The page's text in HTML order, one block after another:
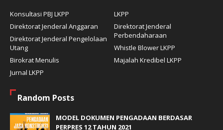
Konsultasi PBJ LKPP
LKPP
Direktorat Jenderal Anggaran
Direktorat Jenderal
Perbendaharaan
Direktorat Jenderal Pengelolaan
Utang
Whistle Blower LKPP
Birokrat Menulis
Majalah Kredibel LKPP
Jurnal LKPP
Random Posts
MODEL DOKUMEN PENGADAAN BERDASAR
PERPRES 12 TAHUN 2021